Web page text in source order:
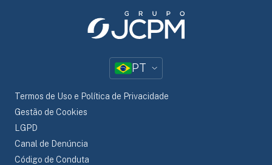
PT
Termos de Uso e Política de Privacidade
Gestão de Cookies
LGPD
Canal de Denúncia
Código de Conduta